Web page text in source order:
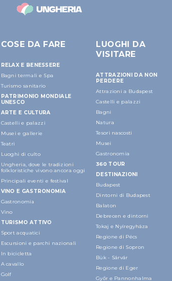
COSE DA FARE
RELAX E BENESSERE
Bagni termali e Spa
Turismo sanitario
PATRIMONIO MONDIALE
UNESCO
ARTE E CULTURA
Castelli e palazzi
Musei e gallerie
Teatri
Luoghi di culto
Ungheria, dove le tradizioni
folkloristiche vivono ancora oggi
Principali eventi e festival
VINO E GASTRONOMIA
Gastronomia
Vino
TURISMO ATTIVO
Sport acquatici
Escursioni e parchi nazionali
In bicicletta
A cavallo
Golf
LUOGHI DA
VISITARE
ATTRAZIONI DA NON
PERDERE
Attrazioni a Budapest
Castelli e palazzi
Bagni
Natura
Tesori nascosti
Musei
Gastronomia
360 TOUR
DESTINAZIONI
Budapest
Dintorni di Budapest
Balaton
Debrecen e dintorni
Tokaj e Nyíregyháza
Regione di Pécs
Regione di Sopron
Bük - Sárvár
Regione di Eger
Győr e Pannonhalma